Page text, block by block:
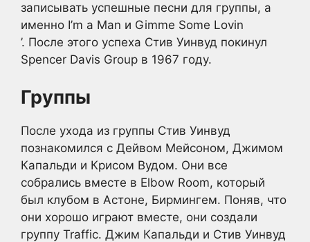
записывать успешные песни для группы, а
именно I’m a Man и Gimme Some Lovin
’. После этого успеха Стив Уинвуд покинул
Spencer Davis Group в 1967 году.
Группы
После ухода из группы Стив Уинвуд
познакомился с Дейвом Мейсоном, Джимом
Капальди и Крисом Вудом. Они все
собрались вместе в Elbow Room, который
был клубом в Астоне, Бирмингем. Поняв, что
они хорошо играют вместе, они создали
группу Traffic. Джим Капальди и Стив Уинвуд